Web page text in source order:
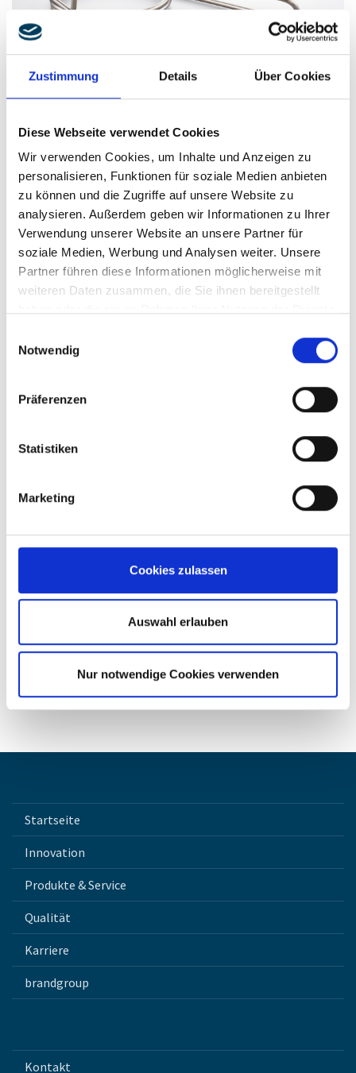
Zustimmung Details Über Cookies
Diese Webseite verwendet Cookies
Wir verwenden Cookies, um Inhalte und Anzeigen zu
personalisieren, Funktionen für soziale Medien anbieten
zu können und die Zugriffe auf unsere Website zu
analysieren. Außerdem geben wir Informationen zu Ihrer
Verwendung unserer Website an unsere Partner für
soziale Medien, Werbung und Analysen weiter. Unsere
Partner führen diese Informationen möglicherweise mit
weiteren Daten zusammen, die Sie ihnen bereitgestellt
Notwendig
Präferenzen
Statistiken
Marketing
Cookies zulassen
Auswahl erlauben
Nur notwendige Cookies verwenden
Nehmen Sie gerne direkt Kontakt mit mir auf oder
senden Sie uns eine E-Mail über das
Kontaktformular.
Startseite
Innovation
Produkte & Service
Qualität
Karriere
brandgroup
Kontakt